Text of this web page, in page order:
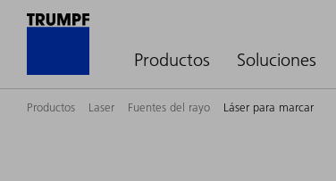
Productos Soluciones
Productos Laser Fuentes del rayo Láser para marcar